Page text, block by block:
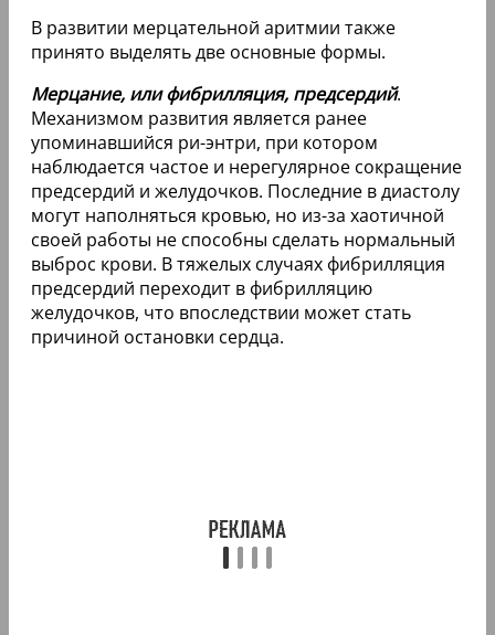
В развитии мерцательной аритмии также
принято выделять две основные формы.
Мерцание, или фибрилляция, предсердий.
Механизмом развития является ранее
упоминавшийся ри-энтри, при котором
наблюдается частое и нерегулярное сокращение
предсердий и желудочков. Последние в диастолу
могут наполняться кровью, но из-за хаотичной
своей работы не способны сделать нормальный
выброс крови. В тяжелых случаях фибрилляция
предсердий переходит в фибрилляцию
желудочков, что впоследствии может стать
причиной остановки сердца.